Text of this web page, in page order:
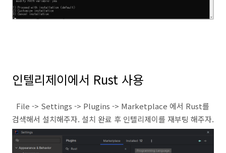
인텔리제이에서 Rust 사용
File -> Settings -> Plugins -> Marketplace 에서 Rust를
검색해서 설치해주자. 설치 완료 후 인텔리제이를 재부팅 해주자.